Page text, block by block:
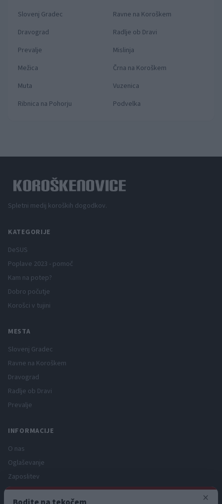
Slovenj Gradec
Ravne na Koroškem
Dravograd
Radlje ob Dravi
Prevalje
Mislinja
Mežica
Črna na Koroškem
Muta
Vuzenica
Ribnica na Pohorju
Podvelka
Spletni medij koroških dogodkov.
KATEGORIJE
DeSUS
Poplave 2023 - pomoč
Kam na potep?
Dobro počutje
Korošci v tujini
MESTA
Slovenj Gradec
Ravne na Koroškem
Dravograd
Radlje ob Dravi
Prevalje
INFORMACIJE
O nas
Oglaševanje
Zaposlitev
Pravno obvestilo
×